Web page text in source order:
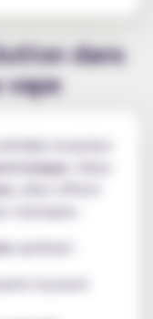
dans
évolution
classiques.
optimisé :
(souvent